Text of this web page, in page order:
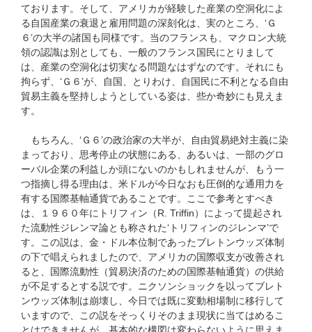
ております。そして、アメリカが経験した産業の空洞化によ
る自国産業の衰退と雇用問題の深刻化は、実のところ、‘Ｇ
６’の大半の諸国も同様です。当のフランスも、マクロン大統
領の認識は別としても、一般のフランス国民にとりまして
は、産業の空洞化は切実なる問題なはずなのです。それにも
拘らず、‘Ｇ６’が、自国、とりわけ、自国民に不利となる自由
貿易主義を堅持しようとしている姿は、些か奇妙にも見えま
す。
もちろん、‘Ｇ６’の政治家の大半が、自由貿易絶対主義に染
まっており、思考停止の状態にある、あるいは、一部のグロ
ーバル企業の利益しか頭にないのかもしれませんが、もう一
つ指摘し得る理由は、米ドルが今日なおも圧倒的な通用力を
有する国際基軸通貨であることです。ここで参考とすべき
は、１９６０年にトリフィン（R. Triffin）によって提起され
た流動性ジレンマ論とも称された‘トリフィンのジレンマ’で
す。この説は、金・ドル本位制であったブレトンウッズ体制
の下で唱えられましたので、アメリカの国際収支が改善され
ると、国際流動性（貿易決済のための国際基軸通貨）の供給
が不足するとする説です。ニクソンショックを以ってブレト
ンウッズ体制は崩壊し、今日では既に変動相場制に移行して
いますので、この説をそっくりそのまま現状に当てはめるこ